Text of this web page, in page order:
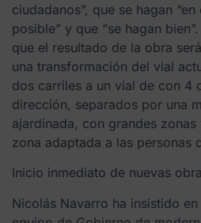
ciudadanos”, que se hagan
posible” y que “se hagan
que el resultado de la obra
una transformación del vial
dos carriles a un vial de con 4
dirección, separados por una
ajardinada, con grandes
zona adaptada a las personas
Inicio inmediato de nuevas
Nicolás Navarro ha insistido